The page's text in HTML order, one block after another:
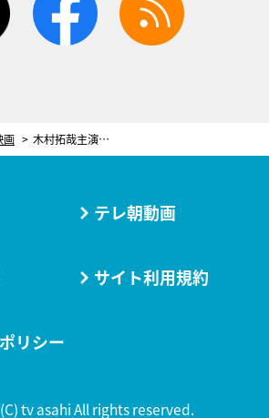
画 木村拓哉主演『Believe』ついに本格始動！ 撮影初日から“奇跡”が起きる
テレ朝動画
サイト利用規約
リシー
tv asahi All rights reserved.